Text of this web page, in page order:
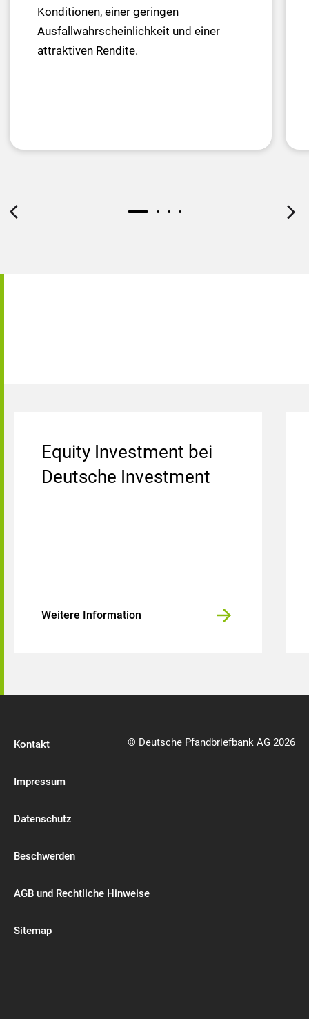
Konditionen, einer geringen
Ausfallwahrscheinlichkeit und einer
attraktiven Rendite.
Equity Investment bei
Deutsche Investment
Weitere Information
Kontakt
Impressum
Datenschutz
Beschwerden
AGB und Rechtliche Hinweise
Sitemap
© Deutsche Pfandbriefbank AG 2026